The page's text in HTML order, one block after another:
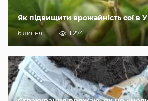
Як підвищити врожайність сої в
6 липня 1 274